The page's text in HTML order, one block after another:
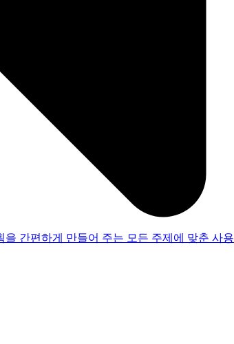
을 간편하게 만들어 주는 모든 주제에 맞춘 사용